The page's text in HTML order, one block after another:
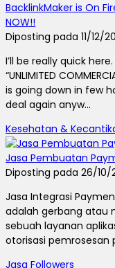
BacklinkMaker is On
NOW!!
Diposting pada 11/12/
I’ll be really quick
“UNLIMITED
is going down in few
deal again anyw...
Kesehatan &
Jasa Pembuatan
Diposting pada 26/10/
Jasa Integrasi
adalah gerbang atau
sebuah layanan
otorisasi pemrosesan
Jasa Followers